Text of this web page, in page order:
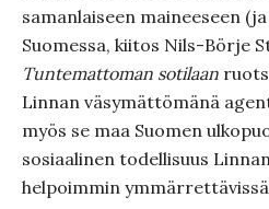
samanlaiseen maineeseen
Suomessa, kiitos Nils-Börje
Tuntemattoman sotilaan
Linnan väsymättömänä
myös se maa Suomen
sosiaalinen todellisuus
helpoimmin